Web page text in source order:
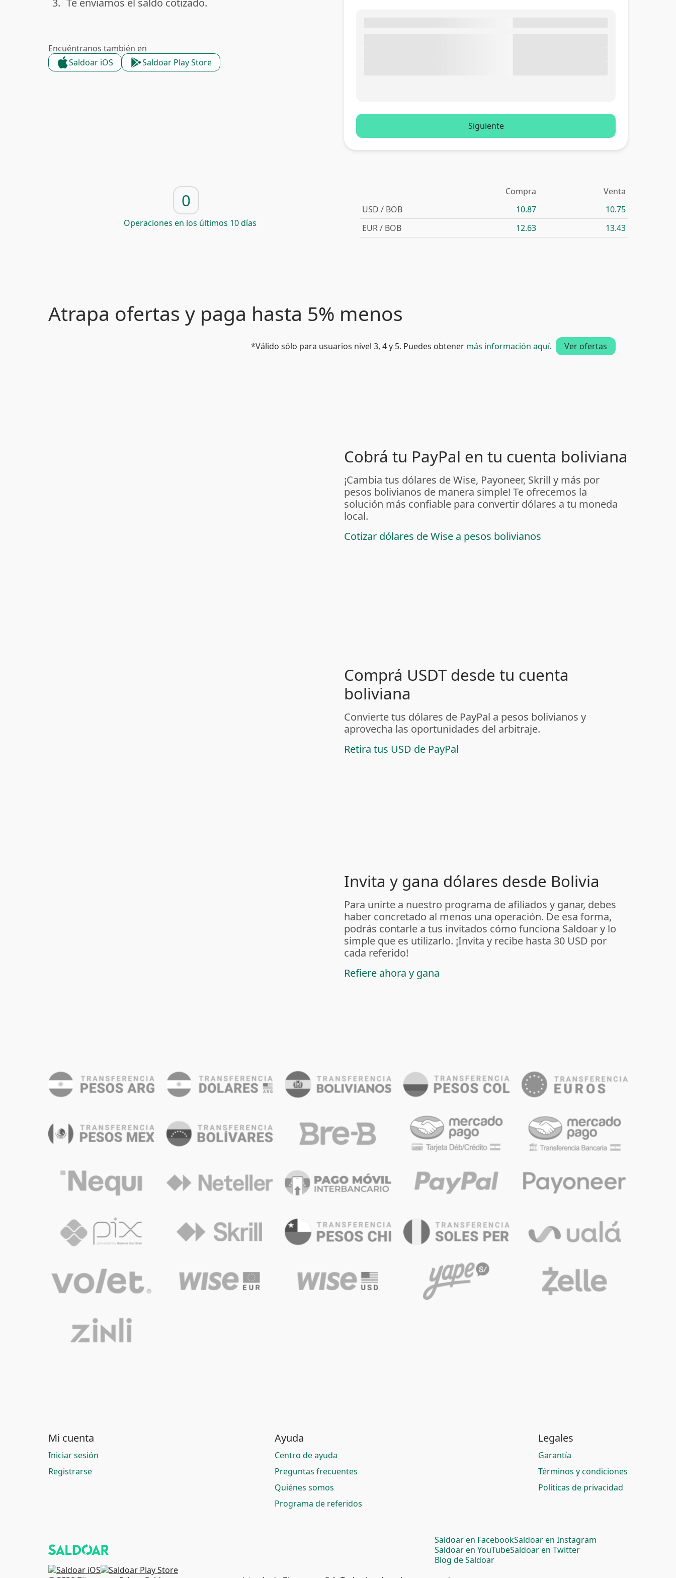
done
3. Te enviamos el saldo cotizado.
Encuéntranos también en
Saldoar iOS
Saldoar Play Store
Siguiente
0
Operaciones en los últimos 10 días
Compra
Venta
USD / BOB
10.87
10.75
EUR / BOB
12.63 13.43
Atrapa ofertas y paga hasta 5% menos
*Válido sólo para usuarios nivel 3, 4 y 5. Puedes obtener más información aquí. Ver ofertas
Cobrá tu PayPal en tu cuenta boliviana
¡Cambia tus dólares de Wise, Payoneer, Skrill y más por
pesos bolivianos de manera simple! Te ofrecemos la
solución más confiable para convertir dólares a tu moneda
local.
Cotizar dólares de Wise a pesos bolivianos
Comprá USDT desde tu cuenta
boliviana
Convierte tus dólares de PayPal a pesos bolivianos y
aprovecha las oportunidades del arbitraje.
Retira tus USD de PayPal
Invita y gana dólares desde Bolivia
Para unirte a nuestro programa de afiliados y ganar, debes
haber concretado al menos una operación. De esa forma,
podrás contarle a tus invitados cómo funciona Saldoar y lo
simple que es utilizarlo. ¡Invita y recibe hasta 30 USD por
cada referido!
Refiere ahora y gana
Mi cuenta
Iniciar sesión
Registrarse
Ayuda
Centro de ayuda
Preguntas frecuentes
Quiénes somos
Programa de referidos
Legales
Garantía
Términos y condiciones
Políticas de privacidad
Saldoar en FacebookSaldoar en Instagram
Saldoar en YouTubeSaldoar en Twitter
Blog de Saldoar